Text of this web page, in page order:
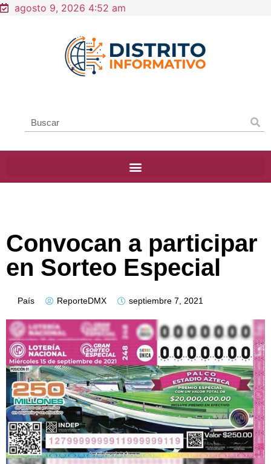
agosto 9, 2026 4:52 am
Convocan a participar
en Sorteo Especial
País ReporteDMX septiembre 7, 2021